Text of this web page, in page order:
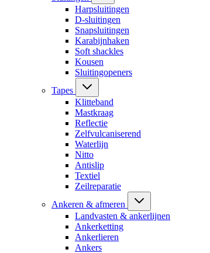
Harpsluitingen
D-sluitingen
Snapsluitingen
Karabijnhaken
Soft shackles
Kousen
Sluitingopeners
Tapes
Klitteband
Mastkraag
Reflectie
Zelfvulcaniserend
Waterlijn
Nitto
Antislip
Textiel
Zeilreparatie
Ankeren & afmeren
Landvasten & ankerlijnen
Ankerketting
Ankerlieren
Ankers